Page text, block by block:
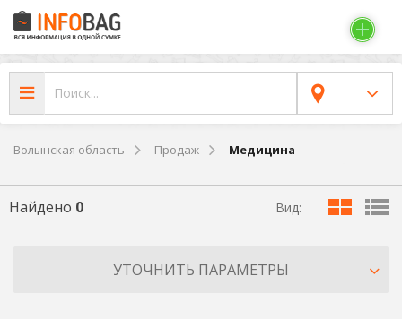
Волынская область Продаж Медицина
Найдено 0 Вид:
УТОЧНИТЬ ПАРАМЕТРЫ